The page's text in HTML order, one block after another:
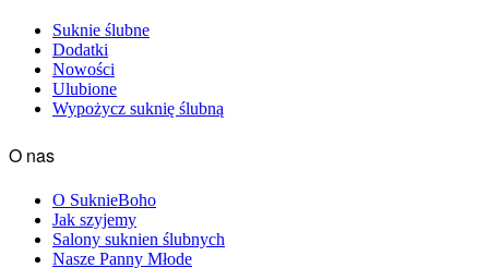
Suknie ślubne
Dodatki
Nowości
Ulubione
Wypożycz suknię ślubną
O nas
O SuknieBoho
Jak szyjemy
Salony suknien ślubnych
Nasze Panny Młode